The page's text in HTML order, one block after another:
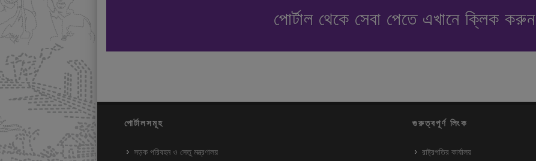
পোর্টাল থেকে সেবা পেতে এখানে ক্লিক করুন
পোর্টালসমূহ
সড়ক পরিবহন ও সেতু মন্ত্রণালয়
গুরুত্বপূর্ণ লিংক
রাষ্ট্রপতির কার্যালয়